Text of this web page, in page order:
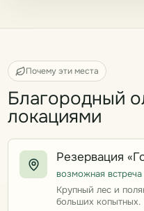
Почему эти места
Благородный
локациями
Резервация
возможная встреча
Крупный лес и
больших копытных.